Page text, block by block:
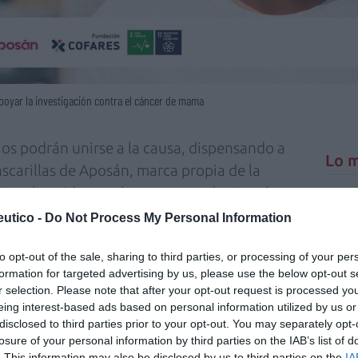
- Do Not Process My Personal Information
opt-out of the sale, sharing to third parties, or processing of your
for targeted advertising by us, please use the below opt-out
selection. Please note that after your opt-out request is processed
interest-based ads based on personal information utilized by us
to third parties prior to your opt-out. You may separately
of your personal information by third parties on the IAB’s list of
la investigación contra el cáncer de mama
podrán unirse a la causa, dispensando a
de Aposán, marca propia de la
obtenidos por las ventas se destinarán, a
la labor científica para atajar la
quirúrgica Aposán IIR de venta exclusiva
cooperativa que, además de ser del color
cumple con todas las normativas y garantías
y proteger de la COVID-19 a las
Lo
La